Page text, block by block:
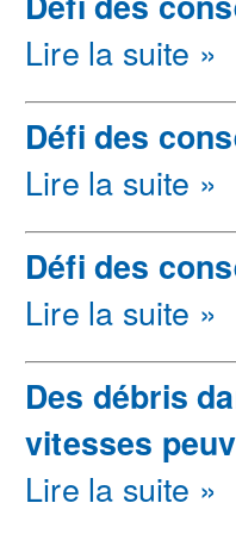
Lire la suite »
Défi des
Lire la suite »
Défi des
Lire la suite »
Des débris
vitesses
Lire la suite »